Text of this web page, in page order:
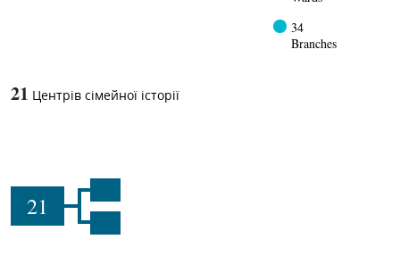
34
Branches
21 Центрів сімейної історії
21